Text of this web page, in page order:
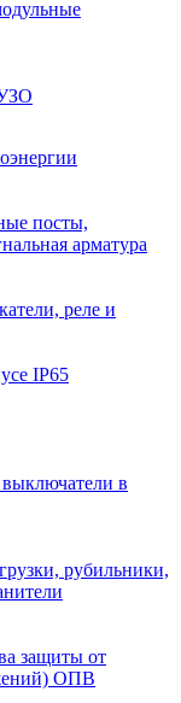
посты,
арматура
реле и
IP65
в
рубильники,
защиты от
ОПВ